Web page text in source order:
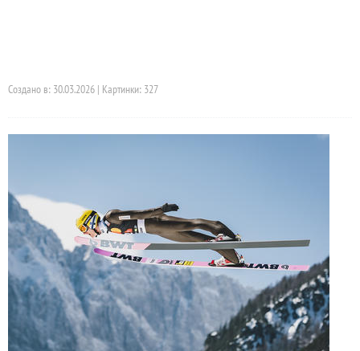
Создано в: 30.03.2026 | Картинки: 327